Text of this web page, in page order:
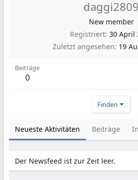
daggi2809
New member
Registriert 30 April
Zuletzt angesehen 19
Beiträge
0
Finden
Neueste Aktivitäten Beiträge
Der Newsfeed ist zur Zeit leer.